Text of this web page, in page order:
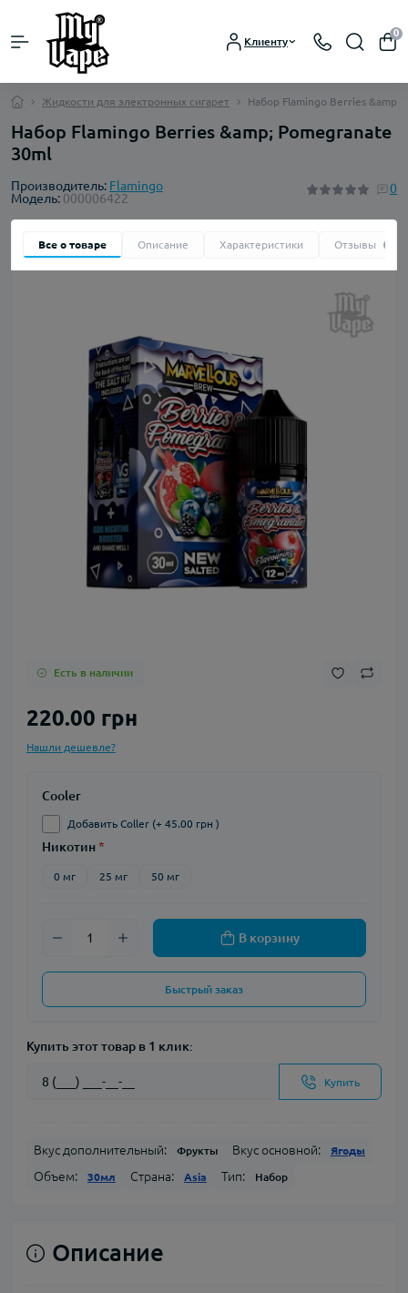
Клиенту
0
Жидкости для электронных сигарет Набор Flamingo Berries &amp;
Набор Flamingo Berries &amp; Pomegranate
30ml
Производитель: Flamingo
Модель: 000006422
0
Все о товаре Описание Характеристики Отзывы
Есть в наличии
220.00 грн
Нашли дешевле?
Cooler
Добавить Coller (+ 45.00 грн )
Никотин*
0 мг 25 мг 50 мг
В корзину
Быстрый заказ
Купить этот товар в 1 клик:
Купить
Вкус дополнительный: Фрукты Вкус основной: Ягоды
Объем: 30мл Страна: Asia Тип: Набор
Описание